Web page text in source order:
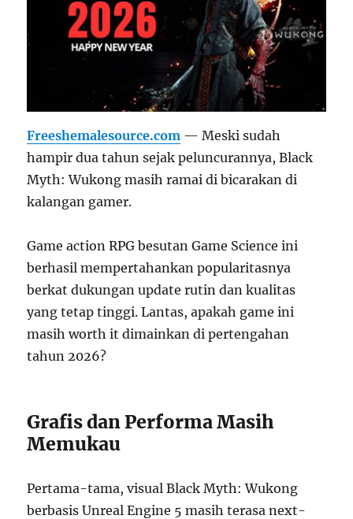
Freeshemalesource.com — Meski sudah
hampir dua tahun sejak peluncurannya, Black
Myth: Wukong masih ramai di bicarakan di
kalangan gamer.
Game action RPG besutan Game Science ini
berhasil mempertahankan popularitasnya
berkat dukungan update rutin dan kualitas
yang tetap tinggi. Lantas, apakah game ini
masih worth it dimainkan di pertengahan
tahun 2026?
Grafis dan Performa Masih
Memukau
Pertama-tama, visual Black Myth: Wukong
berbasis Unreal Engine 5 masih terasa next-